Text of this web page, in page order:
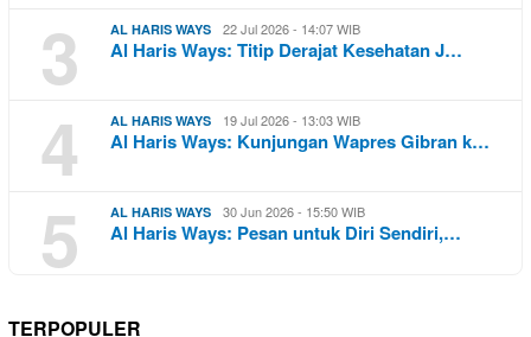
3 AL HARIS WAYS 22 Jul 2026 - 14:07 WIB
Al Haris Ways: Titip Derajat Kesehatan J…
4 AL HARIS WAYS 19 Jul 2026 - 13:03 WIB
Al Haris Ways: Kunjungan Wapres Gibran k…
5 AL HARIS WAYS 30 Jun 2026 - 15:50 WIB
Al Haris Ways: Pesan untuk Diri Sendiri,…
TERPOPULER